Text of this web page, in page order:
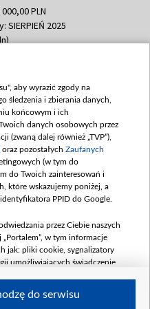
PLN
SIERPIEŃ 2025
PLN
październik 350
PLN
2025
mln)
000,00 PLN
LUTY 2026 (wpłata
180 mln, 8
000,00 PLN
aby wyrazić zgody na
śledzenia i zbierania danych,
końcowym i ich
danych osobowych przez
(zwaną dalej również „TVP”),
oraz pozostałych Zaufanych
(w tym do
do Twoich zainteresowań i
które wskazujemy poniżej, a
PPID do Google.
przez Ciebie naszych
„Portalem”, w tym informacje
jak: pliki cookie, sygnalizatory
umożliwiających świadczenie
do serwisu